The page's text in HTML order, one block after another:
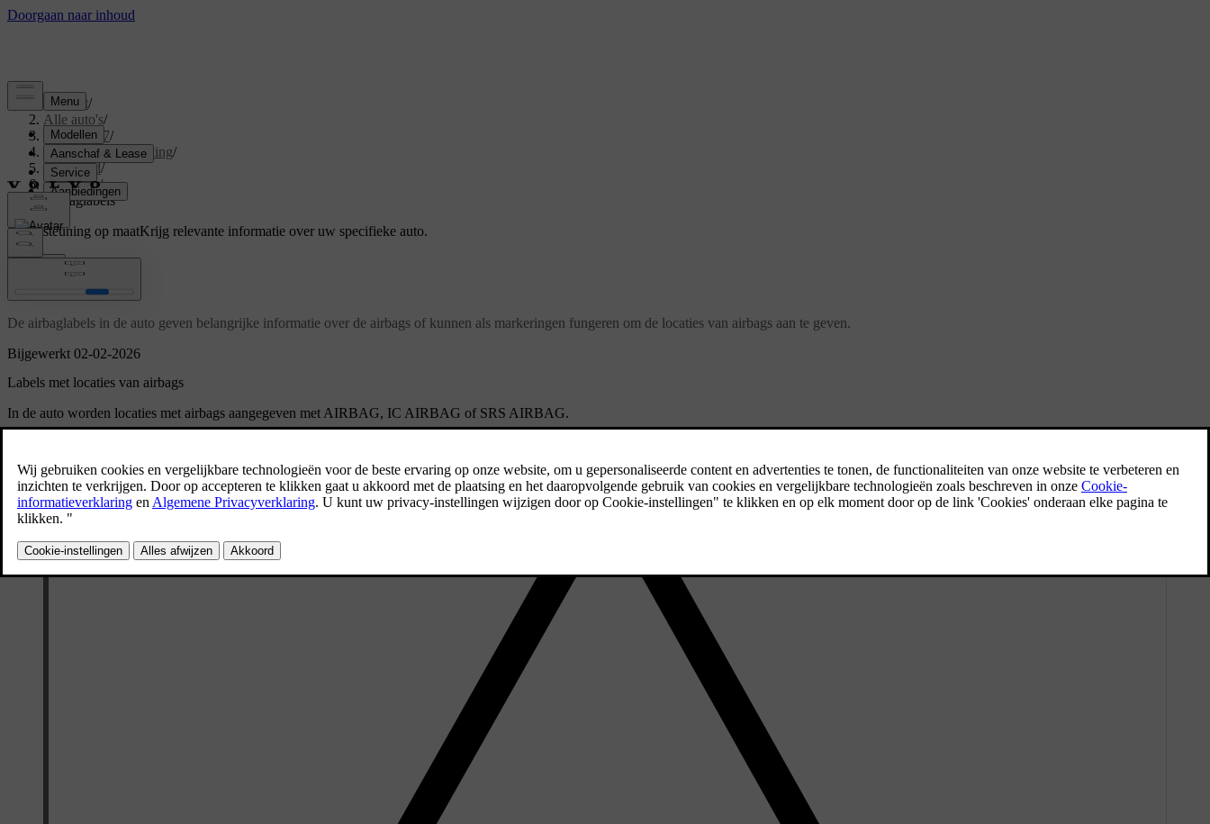
Support/
Alle auto's/
EX40 2027/
Gebruikershandleiding/
Veiligheid/
Airbags/
Airbaglabels
Ondersteuning op maatKrijg relevante informatie over uw specifieke auto.
Bijgewerkt 02-02-2026
De airbaglabels in de auto geven belangrijke informatie over de airbags of kunnen als markeringen fungeren om de locaties van airbags aan te geven.
Labels met locaties van airbags
In de auto worden locaties met airbags aangegeven met AIRBAG, IC AIRBAG of SRS AIRBAG.